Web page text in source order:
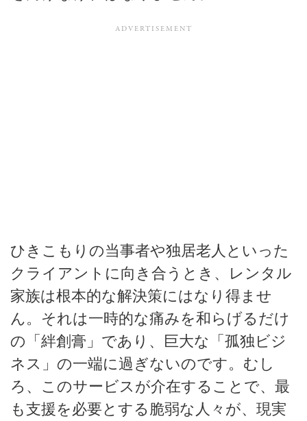
ひきこもりの当事者や独居老人といった
クライアントに向き合うとき、レンタル
家族は根本的な解決策にはなり得ませ
ん。それは一時的な痛みを和らげるだけ
の「絆創膏」であり、巨大な「孤独ビジ
ネス」の一端に過ぎないのです。むし
ろ、このサービスが介在することで、最
も支援を必要とする脆弱な人々が、現実